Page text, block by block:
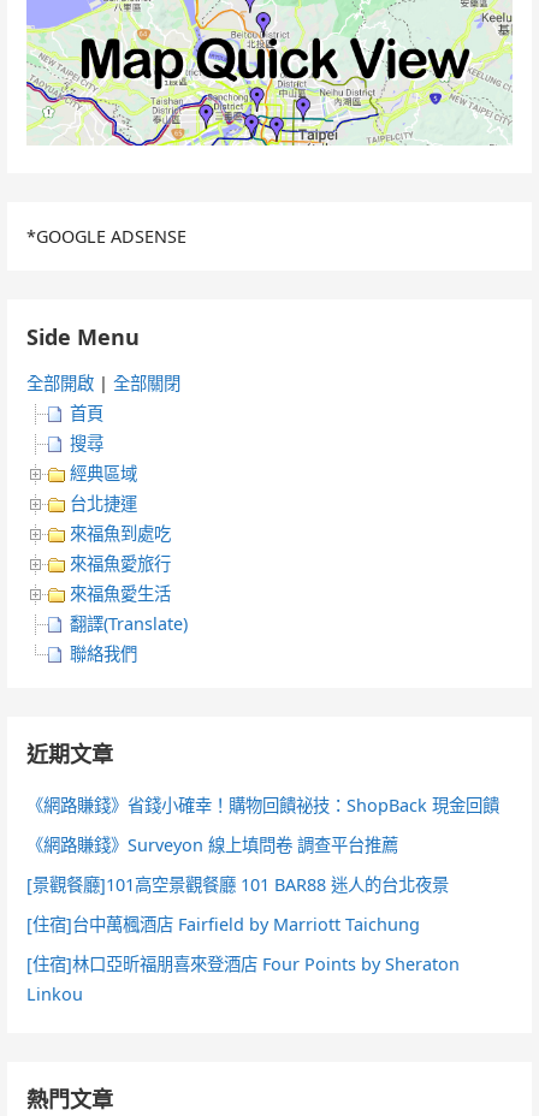
*GOOGLE ADSENSE
Side Menu
全部開啟 |全部關閉
首頁
搜尋
經典區域
台北捷運
來福魚到處吃
來福魚愛旅行
來福魚愛生活
翻譯(Translate)
聯絡我們
近期文章
《網路賺錢》省錢小確幸！購物回饋祕技：ShopBack 現金回饋
《網路賺錢》Surveyon 線上填問卷 調查平台推薦
[景觀餐廳]101高空景觀餐廳 101 BAR88 迷人的台北夜景
[住宿]台中萬楓酒店 Fairfield by Marriott Taichung
[住宿]林口亞昕福朋喜來登酒店 Four Points by Sheraton
Linkou
熱門文章